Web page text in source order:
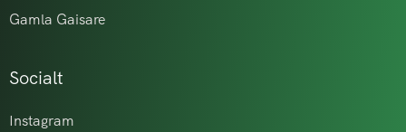
Gamla Gaisare
Socialt
Instagram